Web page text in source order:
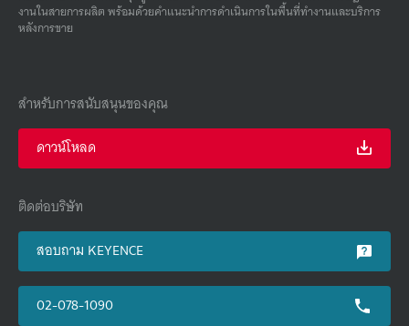
งานในสายการผลิต พร้อมด้วยคําแนะนําการดําเนินการในพื้นที่ทํางานและบริการ
หลังการขาย
สำหรับการสนับสนุนของคุณ
ดาวน์โหลด
ติดต่อบริษัท
สอบถาม KEYENCE
02-078-1090